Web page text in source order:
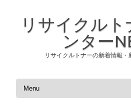
リサイクルト
ンター
リサイクルトナーの新着情報
コンテンツへスキップ